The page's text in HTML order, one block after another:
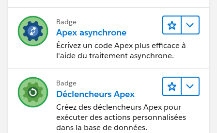
Badge
Apex asynchrone
Écrivez un code Apex plus efficace à
l'aide du traitement asynchrone.
Badge
Déclencheurs Apex
Créez des déclencheurs Apex pour
exécuter des actions personnalisées
dans la base de données.